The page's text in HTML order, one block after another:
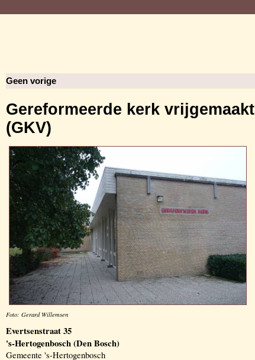
Geen vorige
Gereformeerde kerk vrijgemaakt
(GKV)
Foto: Gerard Willemsen
Evertsenstraat 35
's-Hertogenbosch (Den Bosch)
Gemeente 's-Hertogenbosch